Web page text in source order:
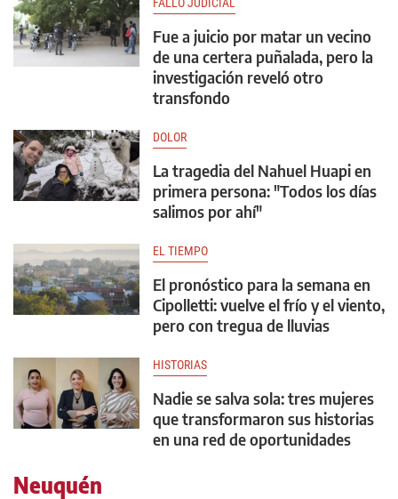
Fue a juicio por matar un vecino
de una certera puñalada, pero la
investigación reveló otro
transfondo
DOLOR
La tragedia del Nahuel Huapi en
primera persona: "Todos los días
salimos por ahí"
EL TIEMPO
El pronóstico para la semana en
Cipolletti: vuelve el frío y el viento,
pero con tregua de lluvias
HISTORIAS
Nadie se salva sola: tres mujeres
que transformaron sus historias
en una red de oportunidades
Neuquén